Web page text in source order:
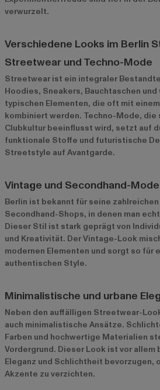
verwurzelt.
Verschiedene Looks im Berlin
Streetwear und Techno-Mode
Streetwear ist ein integraler
Hoodies, Sneakers, Bauchtaschen und
typischen Elementen, die oft mit
kombiniert werden. Techno-Mode, die
Clubkultur beeinflusst wird, setzt auf
funktionale Stoffe und futuristische
Streetstyle auf Avantgarde.
Vintage und Secondhand-Mode
Berlin ist bekannt für seine
Secondhand-Shops, in denen man
Dieser Stil ist stark geprägt von
und Kreativität. Der Vintage-Look
modernen Elementen und sorgt so für
authentischen Style.
Minimalistische und urbane
Neben den auffälligen Streetwear-
auch minimalistische Ansätze.
Farben und hochwertige Materialien
Vordergrund. Dieser Look ist vor
Eleganz und Schlichtheit bevorzugen,
Akzente zu verzichten.